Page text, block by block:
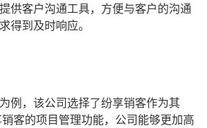
供客户沟通工具，方便与客户的沟通
得到及时响应。
例，该公司选择了纷享销客作为其
客的项目管理功能，公司能够更加高